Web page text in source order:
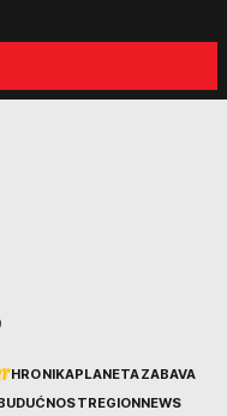
HRONIKAPLANETAZABAVA
REGIONNEWS